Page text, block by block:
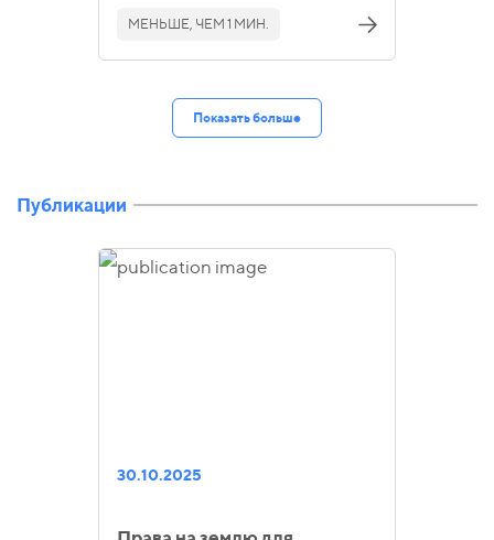
МЕНЬШЕ, ЧЕМ 1 МИН.
Показать больше
Публикации
30.10.2025